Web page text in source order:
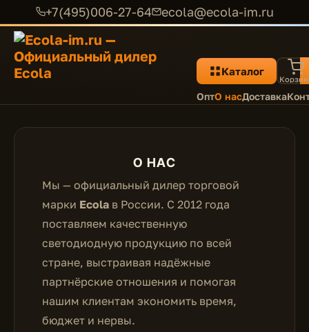
+7(495)006-27-64 ecola@ecola-im.ru
Каталог
ОптО насДоставка
О НАС
Мы — официальный дилер торговой
марки Ecola в России. С 2012 года
поставляем качественную
светодиодную продукцию по всей
стране, выстраивая надёжные
партнёрские отношения и помогая
нашим клиентам экономить время,
бюджет и нервы.